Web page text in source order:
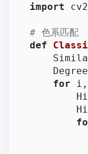
import cv2
# 色系匹配
def
for i,